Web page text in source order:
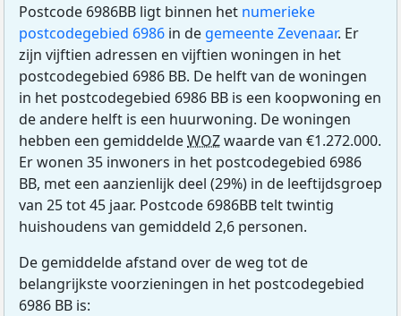
Postcode 6986BB ligt binnen het numerieke
postcodegebied 6986 in de gemeente Zevenaar. Er
zijn vijftien adressen en vijftien woningen in het
postcodegebied 6986 BB. De helft van de woningen
in het postcodegebied 6986 BB is een koopwoning en
de andere helft is een huurwoning. De woningen
hebben een gemiddeldeWOZwaarde van €1.272.000.
Er wonen 35 inwoners in het postcodegebied 6986
BB, met een aanzienlijk deel (29%) in de leeftijdsgroep
van 25 tot 45 jaar. Postcode 6986BB telt twintig
huishoudens van gemiddeld 2,6 personen.
De gemiddelde afstand over de weg tot de
belangrijkste voorzieningen in het postcodegebied
6986 BB is: